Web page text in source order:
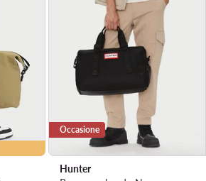
Occasione
Hunter